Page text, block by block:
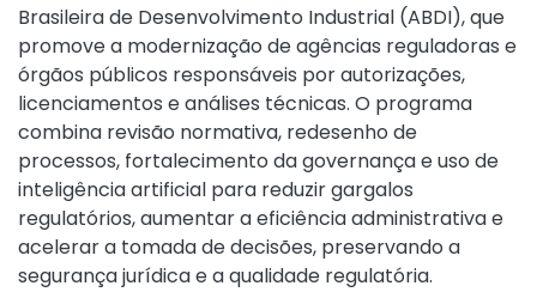
Brasileira de Desenvolvimento Industrial (ABDI), que
promove a modernização de agências reguladoras e
órgãos públicos responsáveis por autorizações,
licenciamentos e análises técnicas. O programa
combina revisão normativa, redesenho de
processos, fortalecimento da governança e uso de
inteligência artificial para reduzir gargalos
regulatórios, aumentar a eficiência administrativa e
acelerar a tomada de decisões, preservando a
segurança jurídica e a qualidade regulatória.